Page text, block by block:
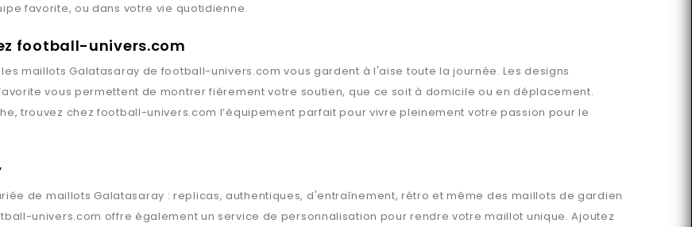
favorite, ou dans votre vie quotidienne.
football-univers.com
maillots Galatasaray de football-univers.com vous gardent à l'aise toute la journée. Les designs
vous permettent de montrer fièrement votre soutien, que ce soit à domicile ou en déplacement.
trouvez chezfootball-univers.com l’équipement parfait pour vivre pleinement votre passion pour le
de maillots Galatasaray : replicas, authentiques, d'entraînement, rétro et même des maillots de gardien
univers.com offre également un service de personnalisation pour rendre votre maillot unique. Ajoutez